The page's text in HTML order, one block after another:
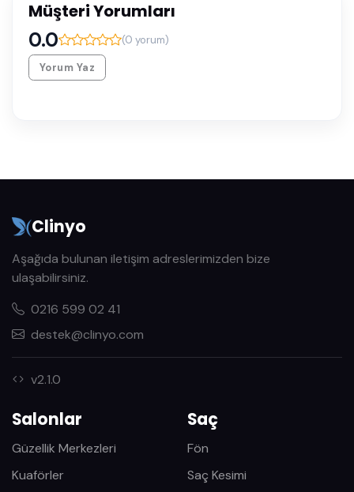
Müşteri Yorumları
0.0 (0 yorum)
Yorum Yaz
Clinyo
Aşağıda bulunan iletişim adreslerimizden bize
ulaşabilirsiniz.
0216 599 02 41
destek@clinyo.com
v2.1.0
Salonlar
Güzellik Merkezleri
Kuaförler
Saç
Fön
Saç Kesimi